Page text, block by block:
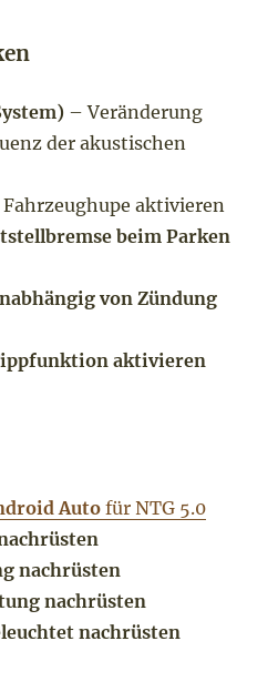
– Veränderung
der akustischen
Fahrzeughupe aktivieren
beim Parken
von Zündung
aktivieren
Auto für NTG 5.0
nachrüsten
nachrüsten
nachrüsten